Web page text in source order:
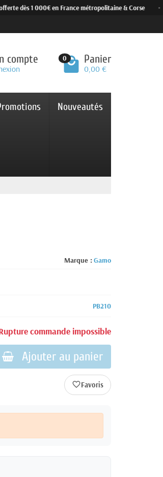
dès 1 000€ en France métropolitaine & Corse
compte 0 Panier
0,00 €
Nouveautés
Marque : Gamo
PB210
commande impossible
Ajouter au panier
favorite_border